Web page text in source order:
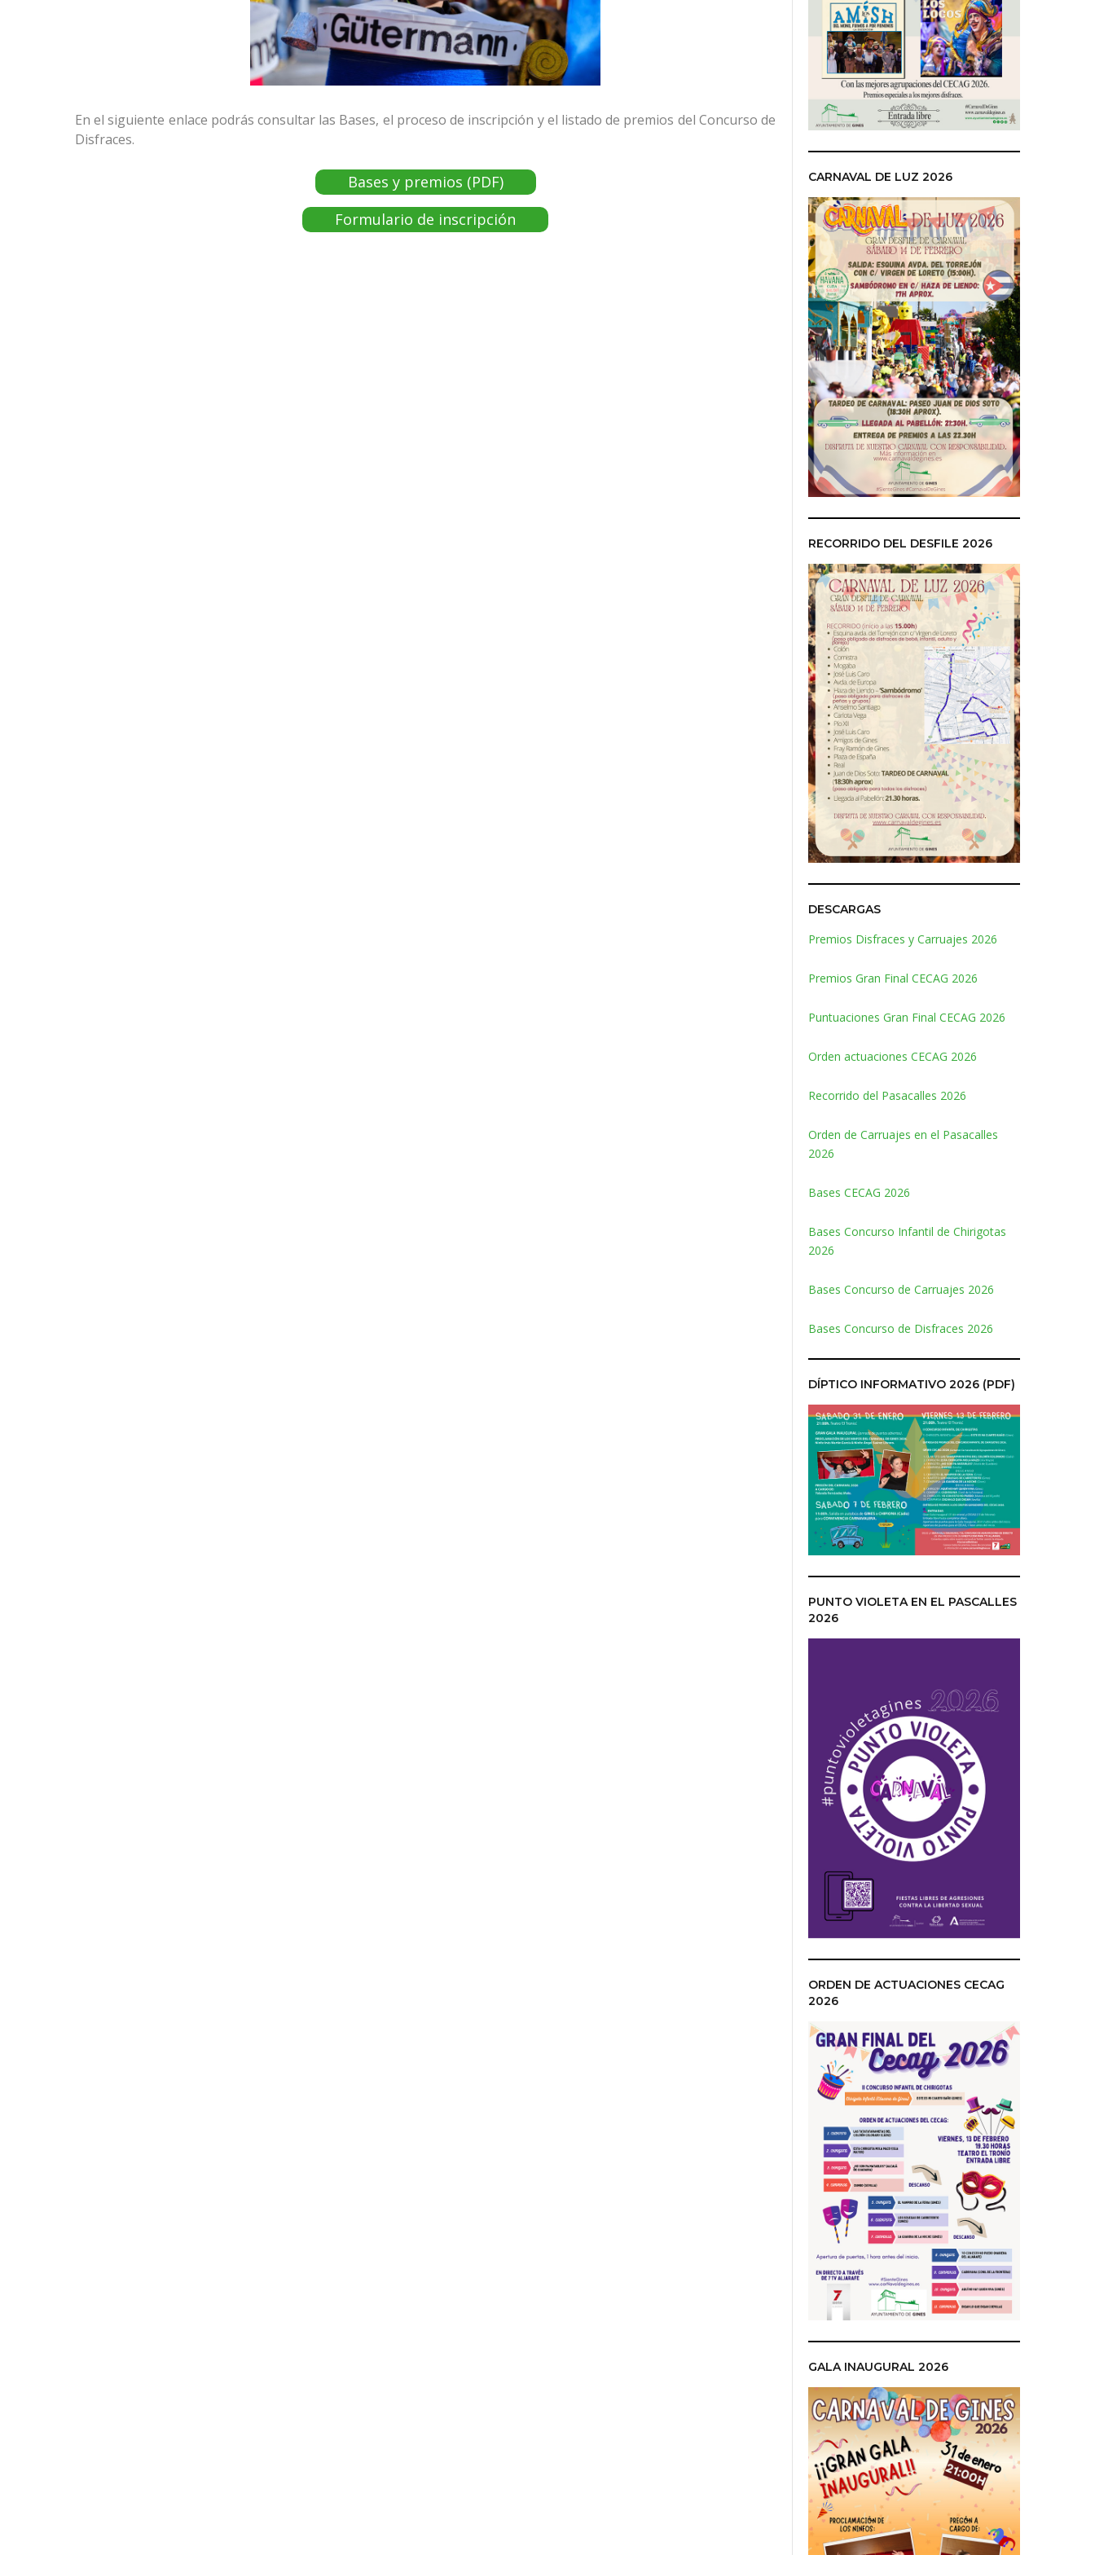
En el siguiente enlace podrás consultar las Bases, el proceso de inscripción y el listado de premios del Concurso de
Disfraces.
Bases y premios (PDF)
Formulario de inscripción
CARNAVAL DE LUZ 2026
RECORRIDO DEL DESFILE 2026
DESCARGAS
Premios Disfraces y Carruajes 2026
Premios Gran Final CECAG 2026
Puntuaciones Gran Final CECAG 2026
Orden actuaciones CECAG 2026
Recorrido del Pasacalles 2026
Orden de Carruajes en el Pasacalles
2026
Bases CECAG 2026
Bases Concurso Infantil de Chirigotas
2026
Bases Concurso de Carruajes 2026
Bases Concurso de Disfraces 2026
DÍPTICO INFORMATIVO 2026 (PDF)
PUNTO VIOLETA EN EL PASCALLES
2026
ORDEN DE ACTUACIONES CECAG
2026
GALA INAUGURAL 2026